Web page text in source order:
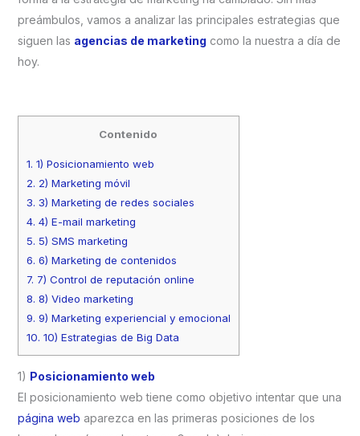
preámbulos, vamos a analizar las principales estrategias que
siguen las agencias de marketing como la nuestra a día de
hoy.
Contenido
1. 1) Posicionamiento web
2. 2) Marketing móvil
3. 3) Marketing de redes sociales
4. 4) E-mail marketing
5. 5) SMS marketing
6. 6) Marketing de contenidos
7. 7) Control de reputación online
8. 8) Video marketing
9. 9) Marketing experiencial y emocional
10. 10) Estrategias de Big Data
1) Posicionamiento web
El posicionamiento web tiene como objetivo intentar que una
página web aparezca en las primeras posiciones de los